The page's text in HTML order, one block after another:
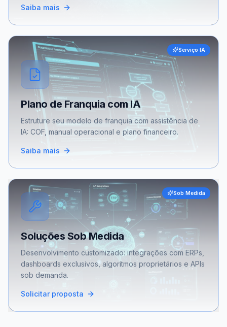
Saiba mais
Serviço IA
Plano de Franquia com IA
Estruture seu modelo de franquia com assistência de
IA: COF, manual operacional e plano financeiro.
Saiba mais
Sob Medida
Soluções Sob Medida
Desenvolvimento customizado: integrações com ERPs,
dashboards exclusivos, algoritmos proprietários e APIs
sob demanda.
Solicitar proposta